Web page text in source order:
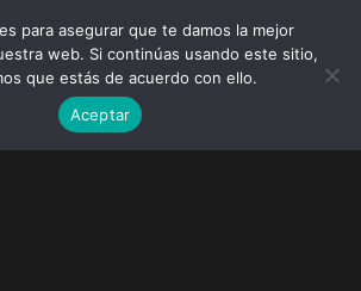
para asegurar que te damos la mejor
web. Si continúas usando este sitio,
que estás de acuerdo con ello.
Aceptar